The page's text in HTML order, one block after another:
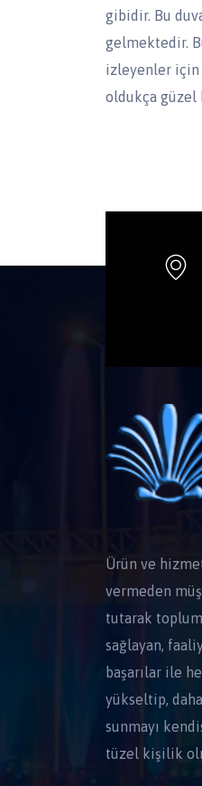
gibidir. Bu
gelmektedir.
izleyenler için
oldukça güzel
Ürün ve
vermeden
tutarak
sağlayan,
başarılar ile
yükseltip,
sunmayı
tüzel kişilik